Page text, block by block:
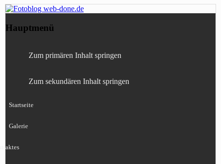
Fotoblog web-done.de
Canon, Nikon, Sony
Hauptmenü
Zum primären Inhalt springen
Zum sekundären Inhalt springen
Startseite
Galerie